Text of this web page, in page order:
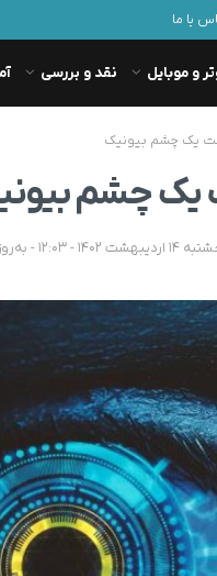
با ما
و موبایل نقد و بررسی
یک چشم بیونیک
یک چشم
- به‌روزشده در یکشنبه 25 شهریور 1403 - 08:32